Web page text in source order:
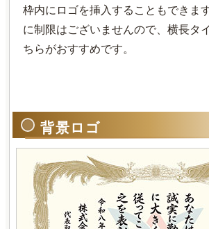
枠内にロゴを挿入することもできま
に制限はございませんので、横長タ
ちらがおすすめです。
背景ロゴ